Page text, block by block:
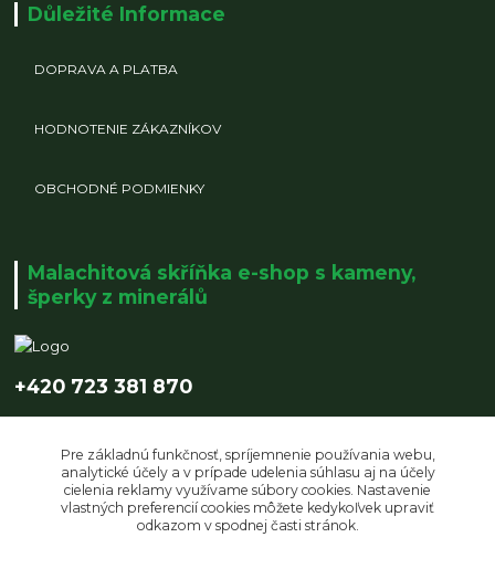
Důležité Informace
DOPRAVA A PLATBA
HODNOTENIE ZÁKAZNÍKOV
OBCHODNÉ PODMIENKY
Malachitová skříňka e-shop s kameny,
šperky z minerálů
+420 723 381 870
Pre základnú funkčnosť, spríjemnenie používania webu,
analytické účely a v prípade udelenia súhlasu aj na účely
cielenia reklamy využívame súbory cookies. Nastavenie
vlastných preferencií cookies môžete kedykoľvek upraviť
odkazom v spodnej časti stránok.